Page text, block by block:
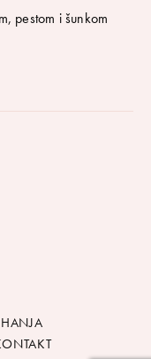
pestom i šunkom